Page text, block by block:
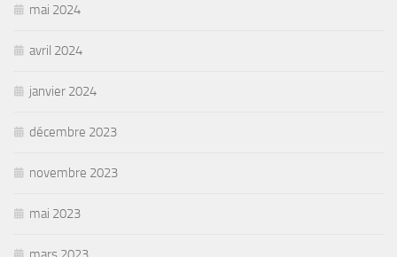
mai 2024
avril 2024
janvier 2024
décembre 2023
novembre 2023
mai 2023